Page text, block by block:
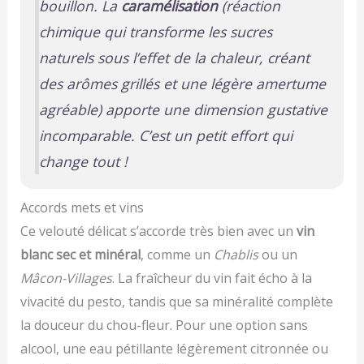
bouillon. La caramélisation (réaction
chimique qui transforme les sucres
naturels sous l’effet de la chaleur, créant
des arômes grillés et une légère amertume
agréable)apporte une dimension gustative
incomparable. C’est un petit effort qui
change tout !
Accords mets et vins
Ce velouté délicat s’accorde très bien avec un vin
blanc sec et minéral, comme un Chablisou un
Mâcon-Villages. La fraîcheur du vin fait écho à la
vivacité du pesto, tandis que sa minéralité complète
la douceur du chou-fleur. Pour une option sans
alcool, une eau pétillante légèrement citronnée ou